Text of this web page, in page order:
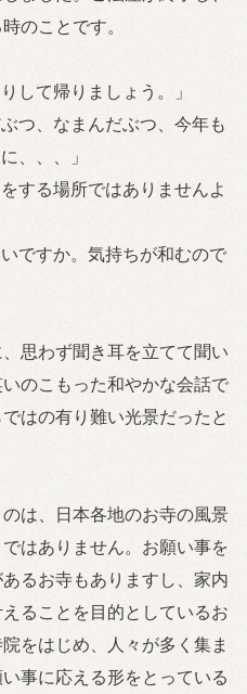
のことです。
して帰りましょう。」
つ、なまんだぶつ、今年も
、、、」
する場所ではありませんよ
ですか。気持ちが和むので
思わず聞き耳を立てて聞い
のこもった和やかな会話で
はの有り難い光景だったと
は、日本各地のお寺の風景
はありません。お願い事を
るお寺もありますし、家内
ることを目的としているお
をはじめ、人々が多く集ま
事に応える形をとっている